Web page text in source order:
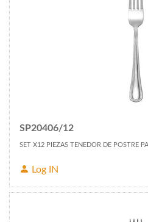
SP20406/12
SET X12 PIEZAS TENEDOR DE POSTRE
Log IN